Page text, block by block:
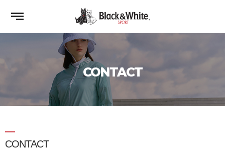
CONTACT
CONTACT